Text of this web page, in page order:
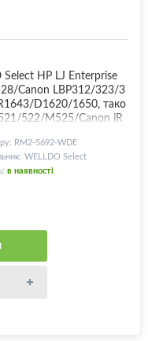
Select HP LJ Enterprise
Canon LBP312/323/3
D1620/1650, тако
522/M525/Canon iR
FM1-V152/RM2-5692/
RM2-5692-WDE
WELLDO Select
в наявності